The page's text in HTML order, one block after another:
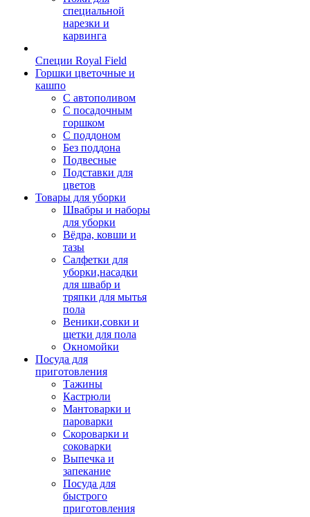
специальной
нарезки и
карвинга
Специи Royal Field
Горшки цветочные и
кашпо
С автополивом
С посадочным
горшком
С поддоном
Без поддона
Подвесные
Подставки для
цветов
Товары для уборки
Швабры и наборы
для уборки
Вёдра, ковши и
тазы
Салфетки для
уборки,насадки
для швабр и
тряпки для мытья
пола
Веники,совки и
щетки для пола
Окномойки
Посуда для
приготовления
Тажины
Кастрюли
Мантоварки и
пароварки
Скороварки и
соковарки
Выпечка и
запекание
Посуда для
быстрого
приготовления